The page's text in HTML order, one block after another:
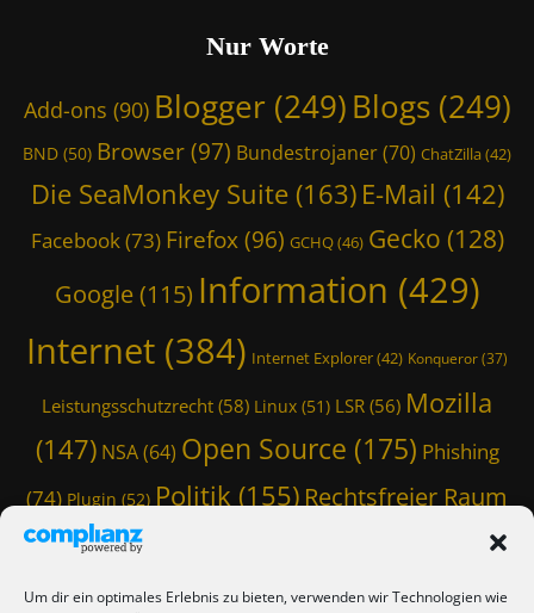
Um dir ein optimales Erlebnis zu bieten, verwenden wir Technologien wie
o
r
c
e
,
Tags
n
u
,
Nur Worte
Add-ons (90) Blogger (249) Blogs(249)
BND (50) Browser (97) Bundestrojaner(70) ChatZilla(42)
Die SeaMonkey Suite(163) E-Mail (142)
Facebook(73) Firefox (96) GCHQ(46) Gecko (128)
Google(115) Information (429)
Internet (384) Internet Explorer(42) Konqueror(37)
Leistungsschutzrecht (58) Linux (51) LSR (56) Mozilla
(147) NSA(64) Open Source (175) Phishing
(74) Plugin (52) Politik (155) Rechtsfreier Raum
(117)Schwarze Koffer